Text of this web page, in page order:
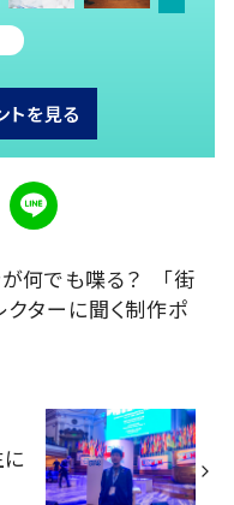
トを見る
何でも喋る？ 「街
クターに聞く制作ポ